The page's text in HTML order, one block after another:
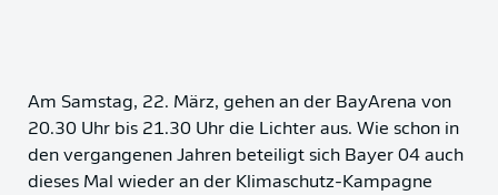
Am Samstag, 22. März, gehen an der BayArena von
20.30 Uhr bis 21.30 Uhr die Lichter aus. Wie schon in
den vergangenen Jahren beteiligt sich Bayer 04 auch
dieses Mal wieder an der Klimaschutz-Kampagne